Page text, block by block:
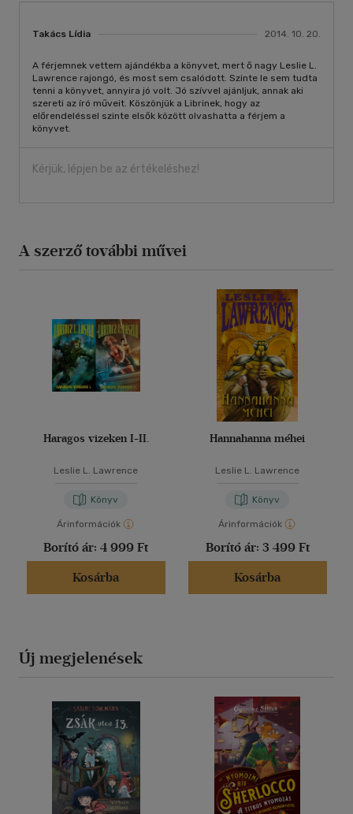
Takács Lídia 2014. 10. 20.
A férjemnek vettem ajándékba a könyvet, mert ő nagy Leslie L.
Lawrence rajongó, és most sem csalódott. Szinte le sem tudta
tenni a könyvet, annyira jó volt. Jó szívvel ajánljuk, annak aki
szereti az író műveit. Köszönjük a Librinek, hogy az
előrendeléssel szinte elsők között olvashatta a férjem a
könyvet.
Kérjük, lépjen be az értékeléshez!
A szerző további művei
Haragos vizeken I-II.
Leslie L. Lawrence
Könyv
Árinformációk
Borító ár: 4 999 Ft
Kosárba
Hannahanna méhei
Leslie L. Lawrence
Könyv
Árinformációk
Borító ár: 3 499 Ft
Kosárba
Új megjelenések